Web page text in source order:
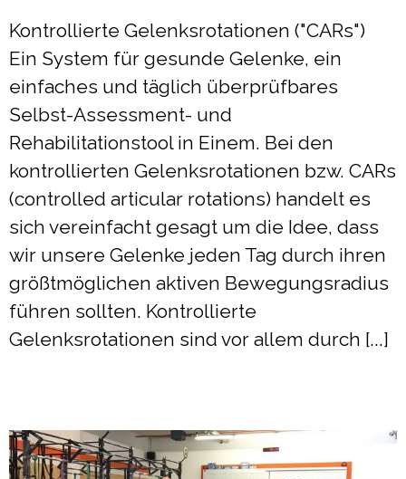
Kontrollierte Gelenksrotationen ("CARs")
Ein System für gesunde Gelenke, ein
einfaches und täglich überprüfbares
Selbst-Assessment- und
Rehabilitationstool in Einem. Bei den
kontrollierten Gelenksrotationen bzw. CARs
(controlled articular rotations) handelt es
sich vereinfacht gesagt um die Idee, dass
wir unsere Gelenke jeden Tag durch ihren
größtmöglichen aktiven Bewegungsradius
führen sollten. Kontrollierte
Gelenksrotationen sind vor allem durch [...]